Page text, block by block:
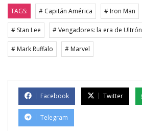
TAGS: # Capitán América # Iron Man
# Stan Lee # Vengadores: la era de Ultrón
# Mark Ruffalo # Marvel
Facebook Twitter
Telegram